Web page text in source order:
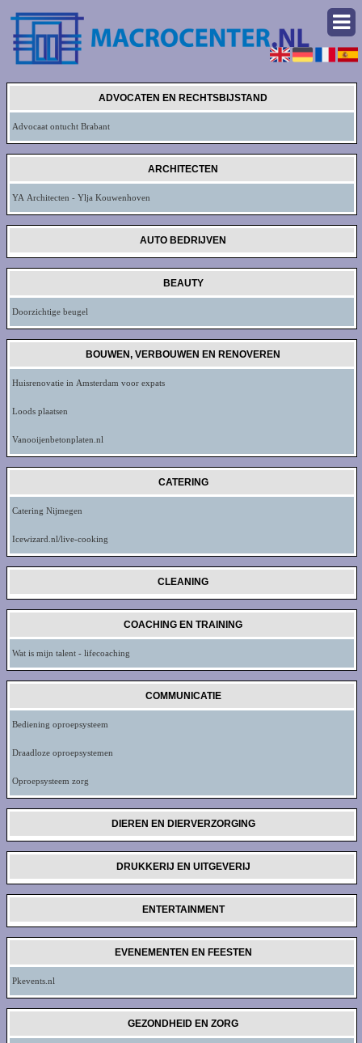
ADVOCATEN EN RECHTSBIJSTAND
Advocaat ontucht Brabant
ARCHITECTEN
YA Architecten - Ylja Kouwenhoven
AUTO BEDRIJVEN
BEAUTY
Doorzichtige beugel
BOUWEN, VERBOUWEN EN RENOVEREN
Huisrenovatie in Amsterdam voor expats
Loods plaatsen
Vanooijenbetonplaten.nl
CATERING
Catering Nijmegen
Icewizard.nl/live-cooking
CLEANING
COACHING EN TRAINING
Wat is mijn talent - lifecoaching
COMMUNICATIE
Bediening oproepsysteem
Draadloze oproepsystemen
Oproepsysteem zorg
DIEREN EN DIERVERZORGING
DRUKKERIJ EN UITGEVERIJ
ENTERTAINMENT
EVENEMENTEN EN FEESTEN
Pkevents.nl
GEZONDHEID EN ZORG